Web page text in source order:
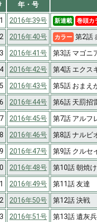
年・号
1
2016年39号 新連載 巻頭カ
2 2016年40号 カラー 第2話
3 2016年41号 第3話 マゴニ
4 2016年42号 第4話 エクス
5 2016年43号 第5話 おまえ
6 2016年44号 第6話 天罰招
7 2016年45号 第7話 アルフ
8 2016年46号 第8話 ナルビ
9 2016年47号 第9話 クルセ
2016年48号 第10話 朝焼け
2016年49号 第11話 友達
2016年50号 第12話 決戦
2016年51号 第13話 遺灰